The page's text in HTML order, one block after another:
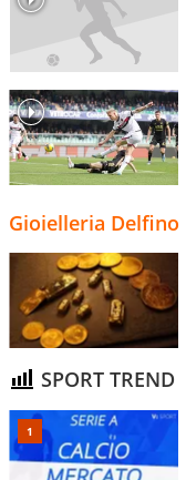
Gioielleria Delfino
SPORT TREND